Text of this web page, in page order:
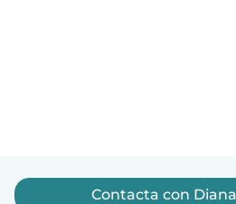
Contacta con Diana